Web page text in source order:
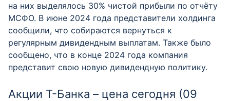
на них выделялось 30% чистой прибыли по отчёту
МСФО. В июне 2024 года представители холдинга
сообщили, что собираются вернуться к
регулярным дивидендным выплатам. Также было
сообщено, что в конце 2024 года компания
представит свою новую дивидендную политику.
Акции Т-Банка – цена сегодня (09